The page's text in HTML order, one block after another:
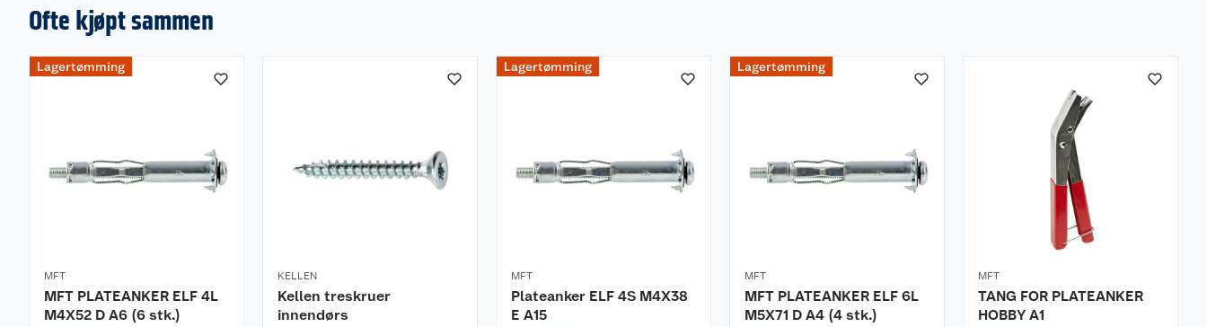
Ofte kjøpt sammen
Lagertømming
MFT
MFT PLATEANKER ELF 4L
M4X52 D A6 (6 stk.)
KELLEN
Kellen treskruer
innendørs
Lagertømming
MFT
Plateanker ELF 4S M4X38
E A15
Lagertømming
MFT
MFT PLATEANKER ELF 6L
M5X71 D A4 (4 stk.)
MFT
TANG FOR PLATEANKER
HOBBY A1